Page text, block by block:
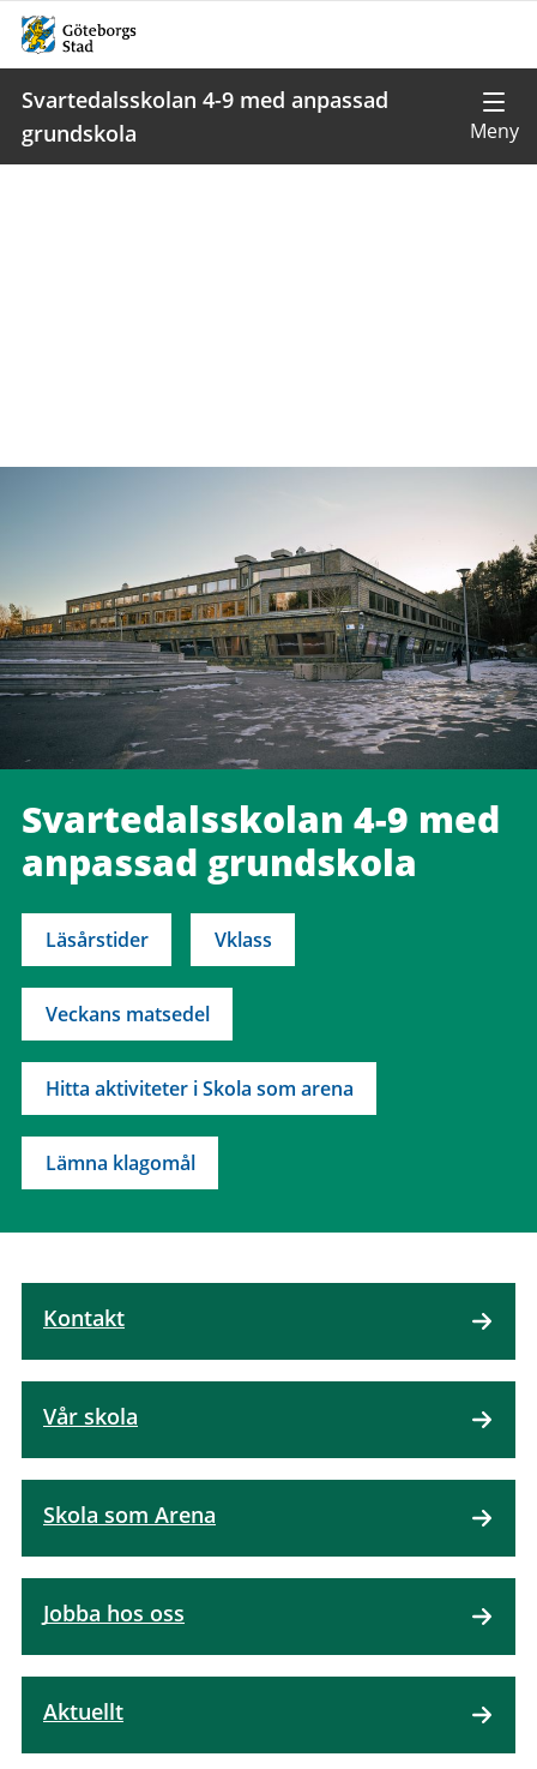
Svartedalsskolan 4-9 med anpassad
grundskola
Svartedalsskolan 4-9 med
anpassad grundskola
Läsårstider Vklass
Veckans matsedel
Hitta aktiviteter i Skola som arena
Lämna klagomål
Kontakt
Vår skola
Skola som Arena
Jobba hos oss
Aktuellt